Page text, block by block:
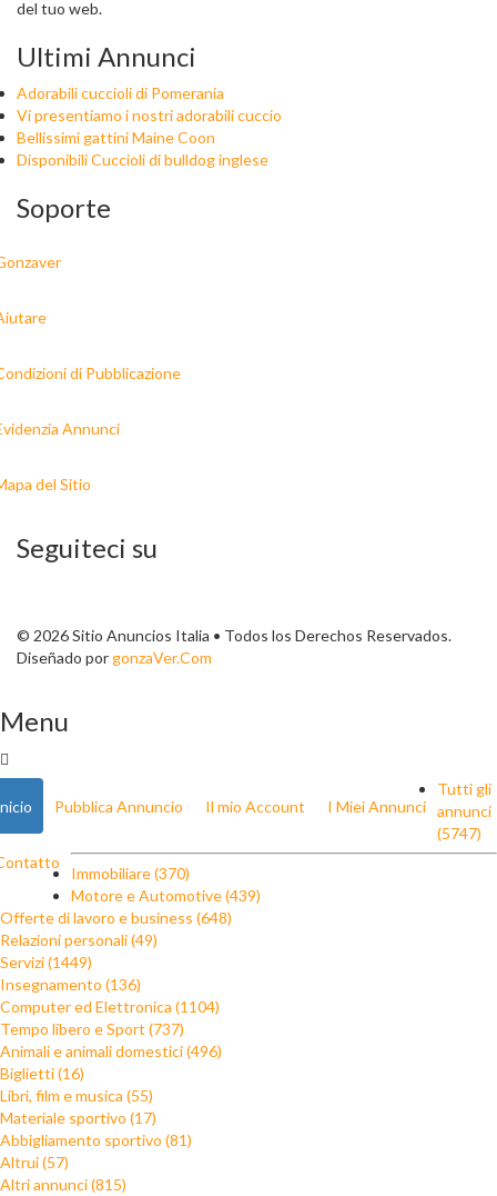
del tuo web.
Ultimi Annunci
Adorabili cuccioli di Pomerania
Vi presentiamo i nostri adorabili cuccio
Bellissimi gattini Maine Coon
Disponibili Cuccioli di bulldog inglese
Soporte
di Pubblicazione
Annunci
del Sitio
Seguiteci su
© 2026 Sitio Anuncios Italia • Todos los Derechos Reservados.
Diseñado porgonzaVer.Com
Menu
Pubblica Annuncio Il mio Account I Miei Annunci
Tutti gli
annunci
(5747)
Immobiliare (370)
Motore e Automotive (439)
Offerte di lavoro e business (648)
Relazioni personali (49)
Servizi (1449)
Insegnamento (136)
Computer ed Elettronica (1104)
Tempo libero e Sport (737)
Animali e animali domestici (496)
Biglietti (16)
Libri, film e musica (55)
Materiale sportivo (17)
Abbigliamento sportivo (81)
Altrui (57)
Altri annunci (815)